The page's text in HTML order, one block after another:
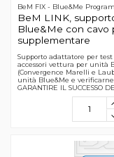
BeM FIX - Blue&Me
BeM LINK,
Blue&Me con cavo
supplementare
Supporto adattatore per
accessori vettura per unità
(Convergence Marelli e
unità Blue&Me e
GARANTIRE IL SUCCESSO